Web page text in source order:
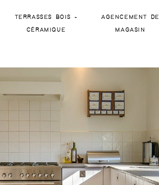
Terrasses bois -
Céramique
Agencement de
magasin